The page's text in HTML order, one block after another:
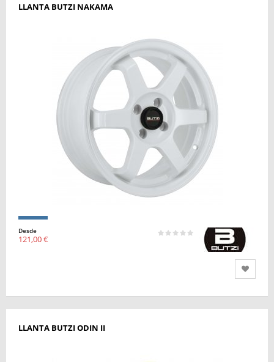
LLANTA BUTZI NAKAMA
Desde
121,00 €
LLANTA BUTZI ODIN II